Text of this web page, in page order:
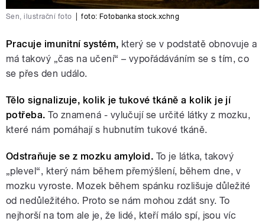
Sen, ilustrační foto foto: Fotobanka stock.xchng
Pracuje imunitní systém, který se v podstatě obnovuje a
má takový „čas na učení“ – vypořádáváním se s tím, co
se přes den událo.
Tělo signalizuje, kolik je tukové tkáně a kolik je jí
potřeba. To znamená - vylučují se určité látky z mozku,
které nám pomáhají s hubnutím tukové tkáně.
Odstraňuje se z mozku amyloid. To je látka, takový
„plevel“, který nám během přemýšlení, během dne, v
mozku vyroste. Mozek během spánku rozlišuje důležité
od nedůležitého. Proto se nám mohou zdát sny. To
nejhorší na tom ale je, že lidé, kteří málo spí, jsou víc